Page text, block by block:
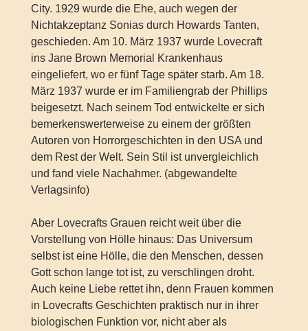
City. 1929 wurde die Ehe, auch wegen der
Nichtakzeptanz Sonias durch Howards Tanten,
geschieden. Am 10. März 1937 wurde Lovecraft
ins Jane Brown Memorial Krankenhaus
eingeliefert, wo er fünf Tage später starb. Am 18.
März 1937 wurde er im Familiengrab der Phillips
beigesetzt. Nach seinem Tod entwickelte er sich
bemerkenswerterweise zu einem der größten
Autoren von Horrorgeschichten in den USA und
dem Rest der Welt. Sein Stil ist unvergleichlich
und fand viele Nachahmer. (abgewandelte
Verlagsinfo)
Aber Lovecrafts Grauen reicht weit über die
Vorstellung von Hölle hinaus: Das Universum
selbst ist eine Hölle, die den Menschen, dessen
Gott schon lange tot ist, zu verschlingen droht.
Auch keine Liebe rettet ihn, denn Frauen kommen
in Lovecrafts Geschichten praktisch nur in ihrer
biologischen Funktion vor, nicht aber als